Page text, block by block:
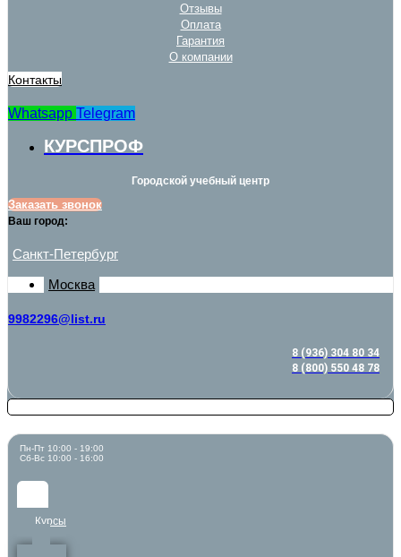
Отзывы
Оплата
Гарантия
О компании
Контакты
Whatsapp Telegram
КУРСПРОФ
Городской учебный центр
Заказать звонок
Ваш город:
Санкт-Петербург
Москва
9982296@list.ru
8 (936) 304 80 34
8 (800) 550 48 78
Пн-Пт 10:00 - 19:00
Сб-Вс 10:00 - 16:00
Курсы